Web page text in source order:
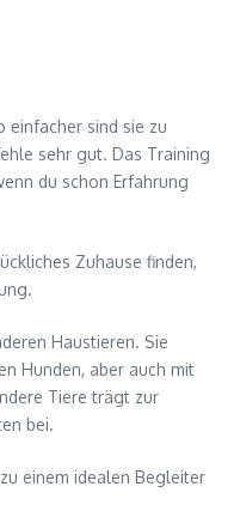
einfacher sind sie zu
sehr gut. Das Training
du schon Erfahrung
Zuhause finden,
Haustieren. Sie
Hunden, aber auch mit
Tiere trägt zur
bei.
einem idealen Begleiter